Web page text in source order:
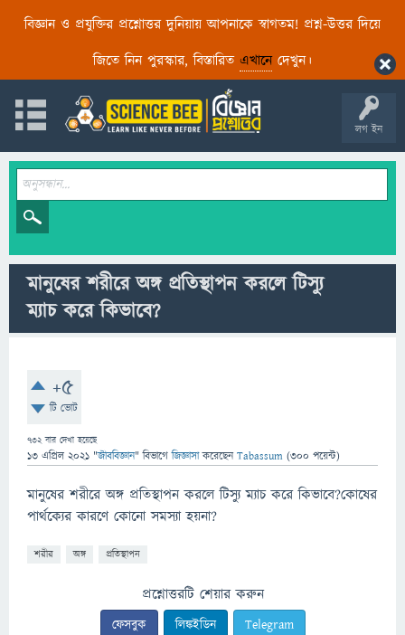
বিজ্ঞান ও প্রযুক্তির প্রশ্নোত্তর দুনিয়ায় আপনাকে স্বাগতম! প্রশ্ন-উত্তর দিয়ে
জিতে নিন পুরস্কার, বিস্তারিত এখানেদেখুন।
লগ ইন
মানুষের শরীরে অঙ্গ প্রতিস্থাপন করলে টিস্যু
ম্যাচ করে কিভাবে?
+5
টি ভোট
732বার দেখা হয়েছে
13 এপ্রিল 2021 "জীববিজ্ঞান" বিভাগে জিজ্ঞাসাকরেছেনTabassum (300 পয়েন্ট)
মানুষের শরীরে অঙ্গ প্রতিস্থাপন করলে টিস্যু ম্যাচ করে কিভাবে?কোষের
পার্থক্যের কারণে কোনো সমস্যা হয়না?
শরীর অঙ্গ প্রতিস্থাপন
প্রশ্নোত্তরটি শেয়ার করুন
ফেসবুক লিঙ্কইডিন Telegram